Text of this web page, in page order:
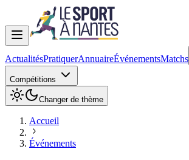
ActualitésPratiquerAnnuaireÉvénementsMatchs
Compétitions
Changer de thème
Accueil
Événements